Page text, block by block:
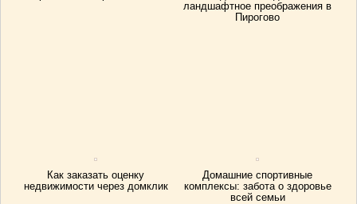
ландшафтное преображения в
Пирогово
Как заказать оценку
недвижимости через домклик
Домашние спортивные
комплексы: забота о здоровье
всей семьи